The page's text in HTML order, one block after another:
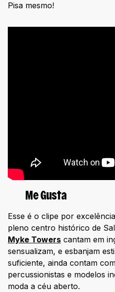
Pisa mesmo!
Me Gusta
Esse é o clipe por
pleno centro histórico de
Myke Towers cantam em
sensualizam, e esbanjam
suficiente, ainda contam
percussionistas e modelos
moda a céu aberto.